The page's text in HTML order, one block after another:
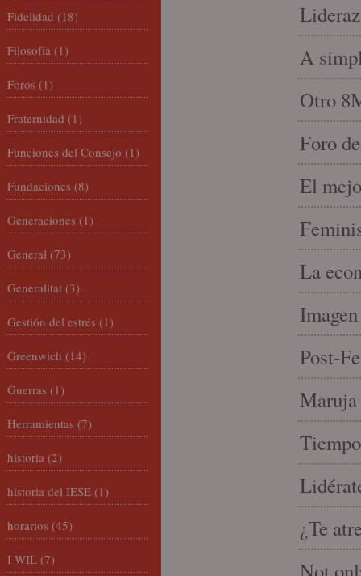
A
Otro
Foro
El
La
Post-
Maruja
¿Te
Fidelidad (18)
Filosofía (1)
Foros (1)
Fraternidad (1)
Funciones del Consejo (1)
Fundaciones (8)
Generaciones (1)
General (73)
Generalitat (3)
Gestión del estrés (1)
Greenwich (14)
Guerras (1)
Herramientas (7)
historia (2)
historia del IESE (1)
horarios (45)
I WIL (7)